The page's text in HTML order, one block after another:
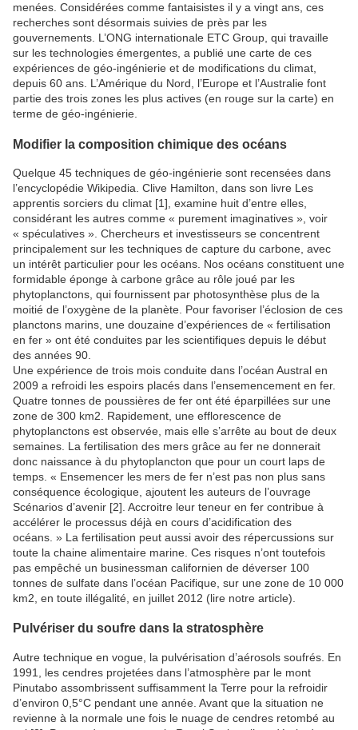
menées. Considérées comme fantaisistes il y a vingt ans, ces
recherches sont désormais suivies de près par les
gouvernements. L’ONG internationale ETC Group, qui travaille
sur les technologies émergentes, a publié une carte de ces
expériences de géo-ingénierie et de modifications du climat,
depuis 60 ans. L’Amérique du Nord, l’Europe et l’Australie font
partie des trois zones les plus actives (en rouge sur la carte) en
terme de géo-ingénierie.
Modifier la composition chimique des océans
Quelque 45 techniques de géo-ingénierie sont recensées dans
l’encyclopédie Wikipedia. Clive Hamilton, dans son livre Les
apprentis sorciers du climat [1], examine huit d’entre elles,
considérant les autres comme « purement imaginatives », voir
« spéculatives ». Chercheurs et investisseurs se concentrent
principalement sur les techniques de capture du carbone, avec
un intérêt particulier pour les océans. Nos océans constituent une
formidable éponge à carbone grâce au rôle joué par les
phytoplanctons, qui fournissent par photosynthèse plus de la
moitié de l’oxygène de la planète. Pour favoriser l’éclosion de ces
planctons marins, une douzaine d’expériences de « fertilisation
en fer » ont été conduites par les scientifiques depuis le début
des années 90.
Une expérience de trois mois conduite dans l’océan Austral en
2009 a refroidi les espoirs placés dans l’ensemencement en fer.
Quatre tonnes de poussières de fer ont été éparpillées sur une
zone de 300 km2. Rapidement, une efflorescence de
phytoplanctons est observée, mais elle s’arrête au bout de deux
semaines. La fertilisation des mers grâce au fer ne donnerait
donc naissance à du phytoplancton que pour un court laps de
temps. « Ensemencer les mers de fer n’est pas non plus sans
conséquence écologique, ajoutent les auteurs de l’ouvrage
Scénarios d’avenir [2]. Accroitre leur teneur en fer contribue à
accélérer le processus déjà en cours d’acidification des
océans. » La fertilisation peut aussi avoir des répercussions sur
toute la chaine alimentaire marine. Ces risques n’ont toutefois
pas empêché un businessman californien de déverser 100
tonnes de sulfate dans l’océan Pacifique, sur une zone de 10 000
km2, en toute illégalité, en juillet 2012 (lire notre article).
Pulvériser du soufre dans la stratosphère
Autre technique en vogue, la pulvérisation d’aérosols soufrés. En
1991, les cendres projetées dans l’atmosphère par le mont
Pinutabo assombrissent suffisamment la Terre pour la refroidir
d’environ 0,5°C pendant une année. Avant que la situation ne
revienne à la normale une fois le nuage de cendres retombé au